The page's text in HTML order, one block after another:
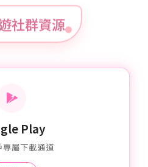
社群資源
Play
專屬下載通道